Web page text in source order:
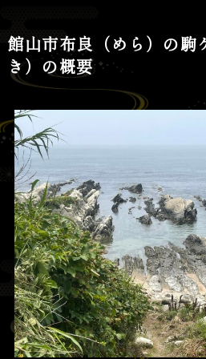
館山市布良（めら）の駒
き）の概要